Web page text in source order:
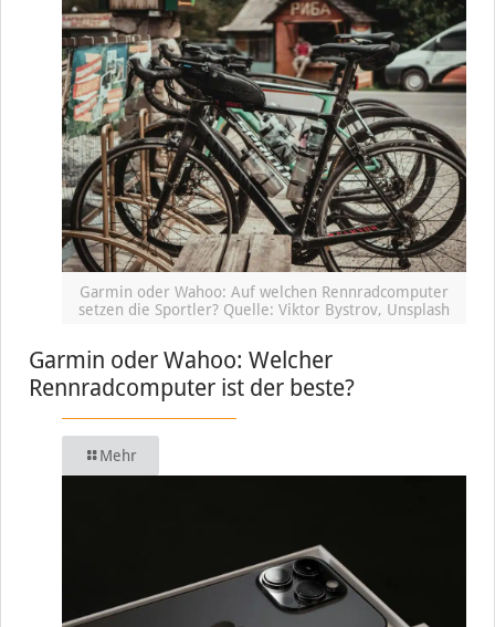
Garmin oder Wahoo: Auf welchen Rennradcomputer
setzen die Sportler? Quelle: Viktor Bystrov, Unsplash
Garmin oder Wahoo: Welcher
Rennradcomputer ist der beste?
Mehr